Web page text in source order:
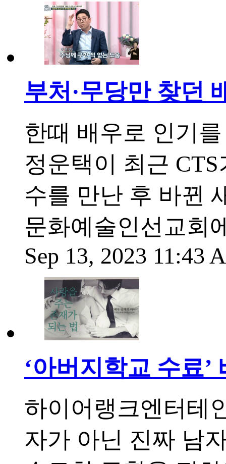
부처·무당만 찾던
한때 배우로 인기
정운택이 최근
수를 만난 후 바뀐
문화예술인선교회
Sep 13, 2023 11:43
‘아버지학교 수료
하이어랭크엔터테
자가 아닌 진짜 남